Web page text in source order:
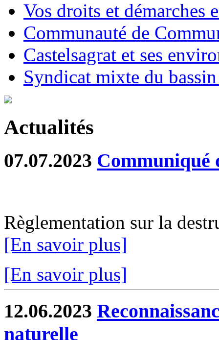
Vos droits et démarches
Communauté de
Castelsagrat et ses
Syndicat mixte du
Actualités
07.07.2023 Communiqué
Règlementation sur la
[En savoir plus]
[En savoir plus]
12.06.2023
naturelle